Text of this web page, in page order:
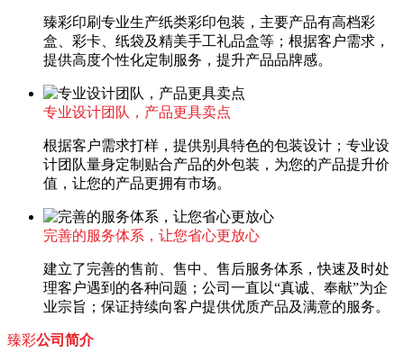
臻彩印刷专业生产纸类彩印包装，主要产品有高档彩
盒、彩卡、纸袋及精美手工礼品盒等；根据客户需求，
提供高度个性化定制服务，提升产品品牌感。
专业设计团队，产品更具卖点
根据客户需求打样，提供别具特色的包装设计；专业设
计团队量身定制贴合产品的外包装，为您的产品提升价
值，让您的产品更拥有市场。
完善的服务体系，让您省心更放心
建立了完善的售前、售中、售后服务体系，快速及时处
理客户遇到的各种问题；公司一直以“真诚、奉献”为企
业宗旨；保证持续向客户提供优质产品及满意的服务。
臻彩公司简介